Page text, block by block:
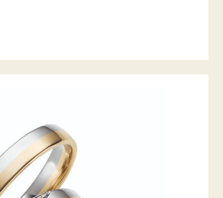
TRAURINGE